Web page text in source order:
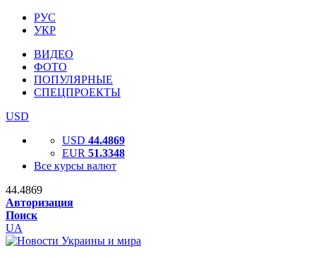
РУС
УКР
ВИДЕО
ФОТО
ПОПУЛЯРНЫЕ
СПЕЦПРОЕКТЫ
USD
USD 44.4869
EUR 51.3348
Все курсы валют
44.4869
Авторизация
Поиск
UA